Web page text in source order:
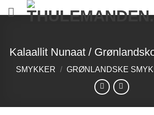
Kalaallit Nunaat /
SMYKKER / GRØNLANDSKE